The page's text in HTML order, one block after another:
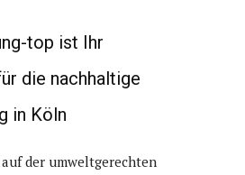
top ist Ihr
die nachhaltige
in Köln
der umweltgerechten